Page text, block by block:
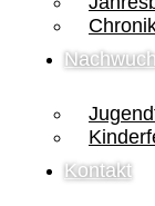
Kontakt